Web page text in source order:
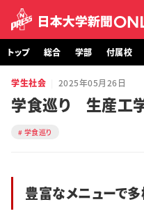
トップ
付属校
トップ 総合 学部 付属校
学生社会 2025年05月26日
学食巡り 生産工
学食巡り
豊富なメニューで